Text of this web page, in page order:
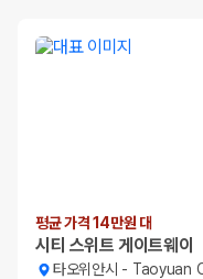
평균 가격 14만원 대
시티 스위트 게이트웨이
타오위안시 - Taoyuan